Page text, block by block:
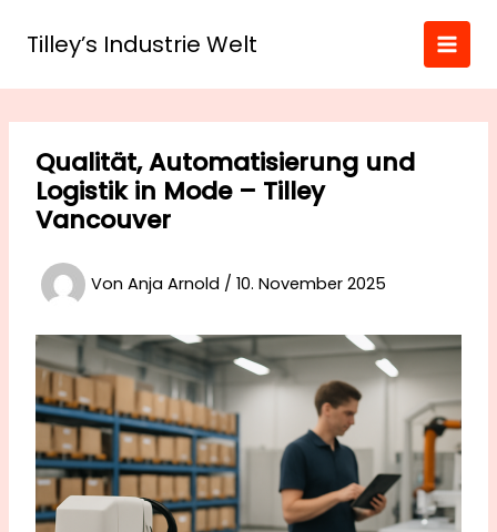
InhaltTilley’s Industrie Welt
Qualität, Automatisierung und
Logistik in Mode – Tilley
Vancouver
Von Anja Arnold / 10. November 2025